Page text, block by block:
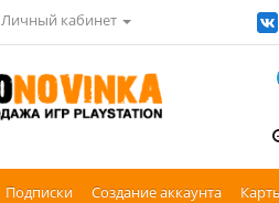
Личный кабинет
Подписки Создание аккаунта